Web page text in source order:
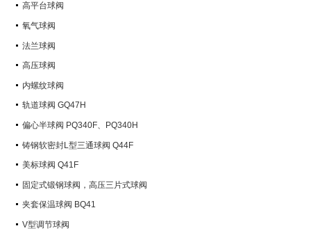
高平台球阀
氧气球阀
法兰球阀
高压球阀
内螺纹球阀
轨道球阀 GQ47H
偏心半球阀 PQ340F、PQ340H
铸钢软密封L型三通球阀 Q44F
美标球阀 Q41F
固定式锻钢球阀，高压三片式球阀
Q347Y,Q347F
夹套保温球阀 BQ41
V型调节球阀